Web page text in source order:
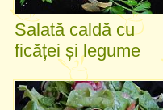
Salată caldă cu
ficăței și legume